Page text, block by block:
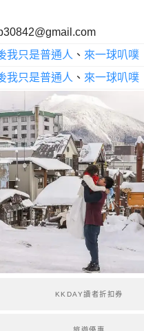
我只是普通人 、 來一球叭噗
我只是普通人 、 來一球叭噗
KKDAY讀者折扣券